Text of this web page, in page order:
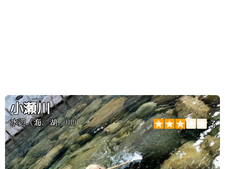
小瀬川
水辺（海、湖、川） 3